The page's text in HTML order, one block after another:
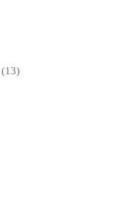
1313